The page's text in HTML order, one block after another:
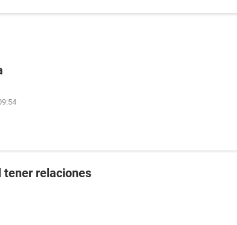
tener relaciones